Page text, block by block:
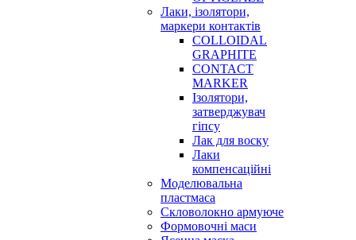
Лаки, ізолятори,
маркери контактів
COLLOIDAL
GRAPHITE
CONTACT
MARKER
Ізолятори,
затверджувач
гіпсу
Лак для воску
Лаки
компенсаційні
Моделювальна
пластмаса
Скловолокно армуюче
Формовочні маси